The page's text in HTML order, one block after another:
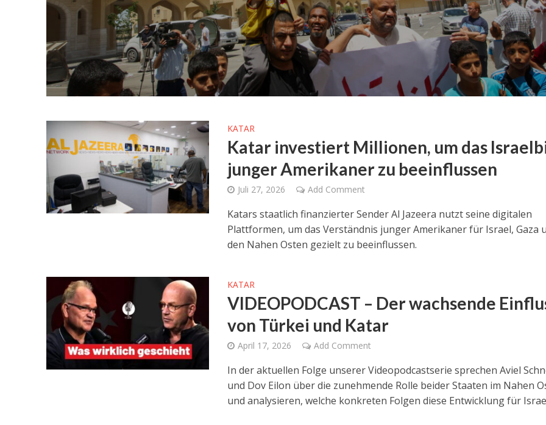
KATAR
Katar investiert Millionen, um das
junger Amerikaner zu beeinflussen
Juli 27, 2026 Add Comment
Katars staatlich finanzierter Sender Al Jazeera nutzt seine digitalen
Plattformen, um das Verständnis junger Amerikaner für Israel, Gaza
den Nahen Osten gezielt zu beeinflussen.
KATAR
VIDEOPODCAST – Der wachsende
von Türkei und Katar
April 17, 2026 Add Comment
In der aktuellen Folge unserer Videopodcastserie sprechen Aviel
und Dov Eilon über die zunehmende Rolle beider Staaten im Nahen
und analysieren, welche konkreten Folgen diese Entwicklung für
Israel
Israelische Wahlen 2026: Das ist
die Knesset – Vladimir Beliak
Israel
Israelische Wahlen 2026:
die Knesset – Moshe